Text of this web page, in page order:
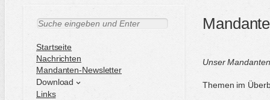
S
c
h
e
n
Startseite
Nachrichten
Mandanten-Newsletter
Download
Links
Unser
Themen im